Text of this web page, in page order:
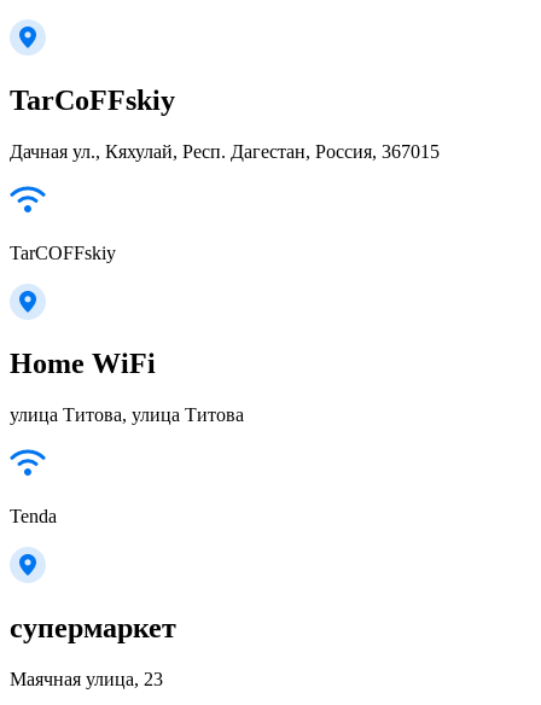
TarCoFFskiy
Дачная ул., Кяхулай, Респ. Дагестан, Россия, 367015
TarCOFFskiy
Home WiFi
улица Титова, улица Титова
Tenda
супермаркет
Маячная улица, 23